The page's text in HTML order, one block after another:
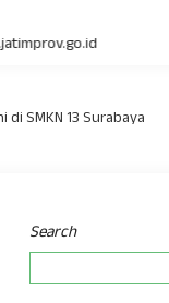
SMKN 13 Surabaya
Search